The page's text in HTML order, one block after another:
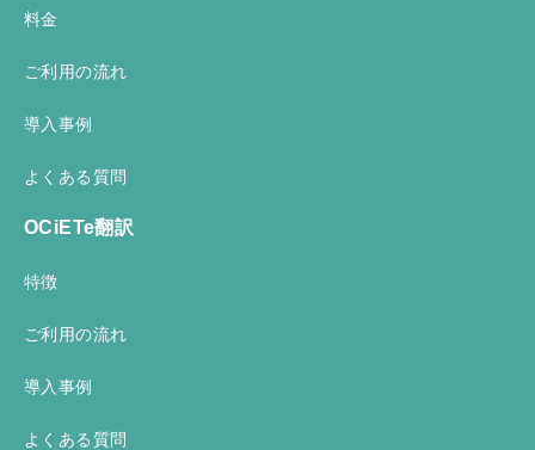
料金
ご利用の流れ
導入事例
よくある質問
OCiETe翻訳
特徴
ご利用の流れ
導入事例
よくある質問